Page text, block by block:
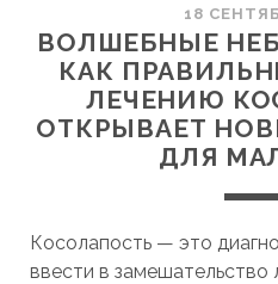
18
ВОЛШЕБНЫЕ
КАК
ЛЕЧЕНИЮ
ОТКРЫВАЕТ
ДЛЯ
Косолапость — это
ввести в замешательство